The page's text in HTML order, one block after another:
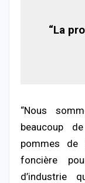
“La
“Nous
beaucoup
pommes
foncière
d’industrie